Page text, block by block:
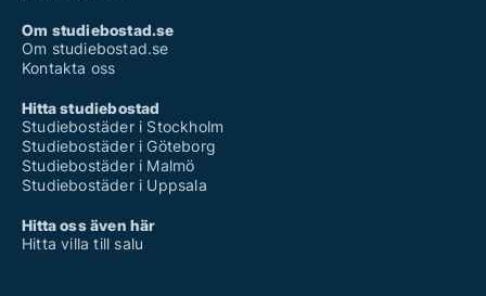
Om studiebostad.se
Om studiebostad.se
Kontakta oss
Hitta studiebostad
Studiebostäder i Stockholm
Studiebostäder i Göteborg
Studiebostäder i Malmö
Studiebostäder i Uppsala
Hitta oss även här
Hitta villa till salu